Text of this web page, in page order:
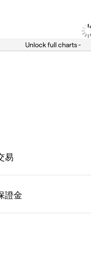
Unlock full charts -